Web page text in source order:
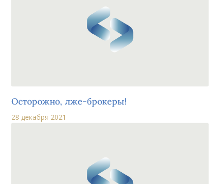
Осторожно, лже-брокеры!
28 декабря 2021